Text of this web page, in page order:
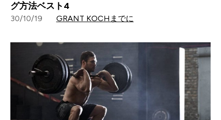
グ方法ベスト4
30/10/19 GRANT KOCHまでに